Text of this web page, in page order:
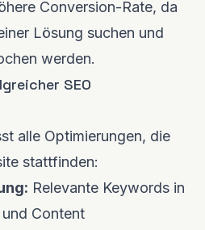
Conversion-Rate, da
Lösung suchen und
werden.
SEO
alle Optimierungen, die
stattfinden:
Relevante Keywords in
Content